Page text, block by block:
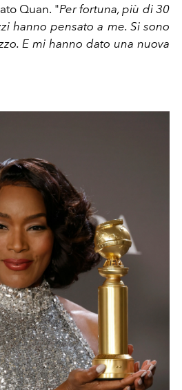
Quan. "Per fortuna, più di 30
hanno pensato a me. Si sono
E mi hanno dato una nuova